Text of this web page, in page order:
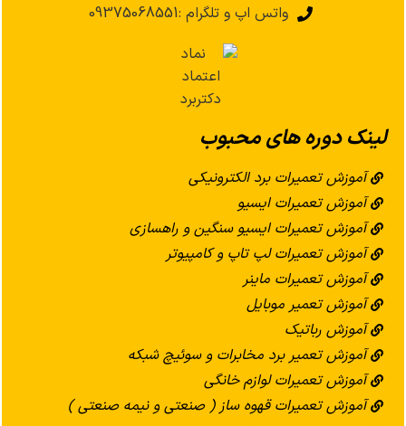
واتس اپ و تلگرام :09375068551
لینک دوره های محبوب
آموزش تعمیرات برد الکترونیکی
آموزش تعمیرات ایسیو
آموزش تعمیرات ایسیو سنگین و راهسازی
آموزش تعمیرات لپ تاپ و کامپیوتر
آموزش تعمیرات ماینر
آموزش تعمیر موبایل
آموزش رباتیک
آموزش تعمیر برد مخابرات و سوئیچ شبکه
آموزش تعمیرات لوازم خانگی
آموزش تعمیرات قهوه ساز ( صنعتی و نیمه صنعتی )